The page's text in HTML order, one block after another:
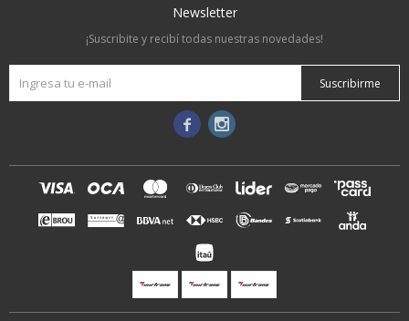
Newsletter
¡Suscribite y recibí todas nuestras novedades!
Suscribirme
 